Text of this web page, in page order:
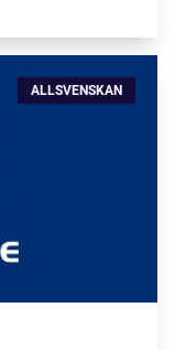
ALLSVENSKAN